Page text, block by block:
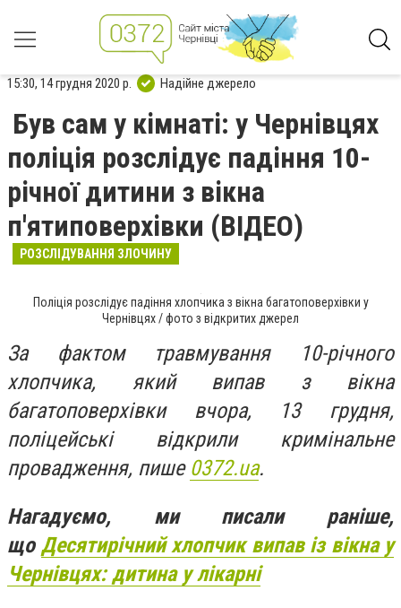
15:30, 14 грудня 2020 р. Надійне джерело
Був сам у кімнаті: у Чернівцях
поліція розслідує падіння 10-
річної дитини з вікна
п'ятиповерхівки (ВІДЕО)
РОЗСЛІДУВАННЯ ЗЛОЧИНУ
Поліція розслідує падіння хлопчика з вікна багатоповерхівки у
Чернівцях / фото з відкритих джерел
За фактом травмування 10-річного
хлопчика, який випав з вікна
багатоповерхівки вчора, 13 грудня,
поліцейські відкрили кримінальне
провадження, пише 0372.ua.
Нагадуємо, ми писали раніше,
що Десятирічний хлопчик випав із вікна у
Чернівцях: дитина у лікарні